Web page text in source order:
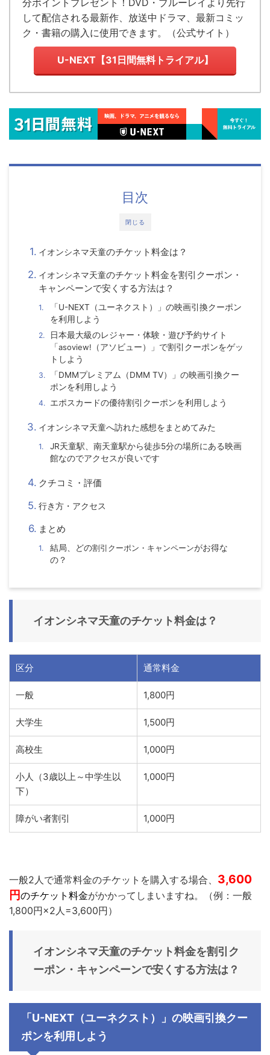
分ポイントプレゼント！DVD・ブルーレイより先行
して配信される最新作、放送中ドラマ、最新コミッ
ク・書籍の購入に使用できます。（公式サイト ）
U-NEXT【31日間無料トライアル】
閉じる
目次
イオンシネマ天童のチケット料金は？
イオンシネマ天童のチケット料金を割引クーポン・
キャンペーンで安くする方法は？
「U-NEXT（ユーネクスト）」の映画引換クーポン
を利用しよう
日本最大級のレジャー・体験・遊び予約サイト
「asoview! （アソビュー）」で割引クーポンをゲッ
トしよう
「DMMプレミアム（DMM TV）」の映画引換クー
ポンを利用しよう
エポスカードの優待割引クーポンを利用しよう
イオンシネマ天童へ訪れた感想をまとめてみた
JR天童駅、南天童駅から徒歩5分の場所にある映画
館なのでアクセスが良いです
クチコミ・評価
行き方・アクセス
まとめ
結局、どの割引クーポン・キャンペーンがお得な
の？
イオンシネマ天童のチケット料金は？
区分 通常料金
一般 1,800円
大学生 1,500円
高校生 1,000円
小人（3歳以上～中学生以
下）
1,000円
障がい者割引 1,000円
一般2人で通常料金のチケットを購入する場合、 3,600
円のチケット料金がかかってしまいますね。（例：一般
1,800円×2人=3,600円）
イオンシネマ天童のチケット料金を割引ク
ーポン・キャンペーンで安くする方法は？
「U-NEXT（ユーネクスト）」の映画引換クー
ポンを利用しよう